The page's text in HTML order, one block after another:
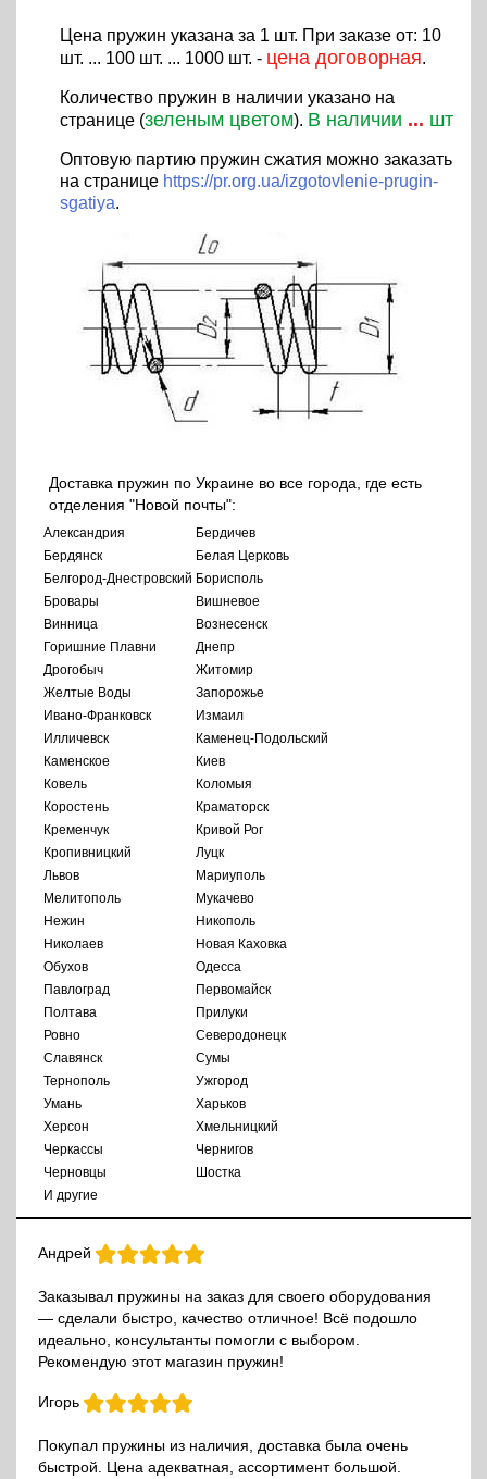
Цена пружин указана за 1 шт. При заказе от: 10
шт. ... 100 шт. ... 1000 шт. - цена договорная.
Количество пружин в наличии указано на
странице (зеленым цветом). В наличии ... шт
Оптовую партию пружин сжатия можно заказать
на странице https://pr.org.ua/izgotovlenie-prugin-
sgatiya.
Доставка пружин по Украине во все города, где есть
отделения "Новой почты":
Александрия
Бердичев
Бердянск
Белая Церковь
Белгород-Днестровский Борисполь
Бровары
Вишневое
Винница
Вознесенск
Горишние Плавни
Днепр
Дрогобыч
Житомир
Желтые Воды
Запорожье
Ивано-Франковск
Измаил
Илличевск
Каменец-Подольский
Каменское
Киев
Ковель
Коломыя
Коростень
Краматорск
Кременчук
Кривой Рог
Кропивницкий
Луцк
Львов
Мариуполь
Мелитополь
Мукачево
Нежин
Никополь
Николаев
Новая Каховка
Обухов
Одесса
Павлоград
Первомайск
Полтава
Прилуки
Ровно
Северодонецк
Славянск
Сумы
Тернополь
Ужгород
Умань
Харьков
Херсон
Хмельницкий
Черкассы
Чернигов
Черновцы
Шостка
И другие
Андрей
Заказывал пружины на заказ для своего оборудования
— сделали быстро, качество отличное! Всё подошло
идеально, консультанты помогли с выбором.
Рекомендую этот магазин пружин!
Игорь
Покупал пружины из наличия, доставка была очень
быстрой. Цена адекватная, ассортимент большой.